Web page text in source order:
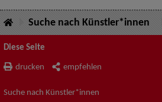
Suche nach Künstler*innen
Diese Seite
drucken empfehlen
Suche nach Künstler*innen